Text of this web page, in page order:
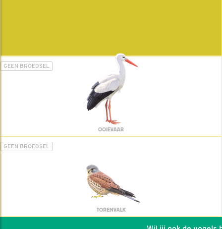
GEEN BROEDSEL
OOIEVAAR
GEEN BROEDSEL
TORENVALK